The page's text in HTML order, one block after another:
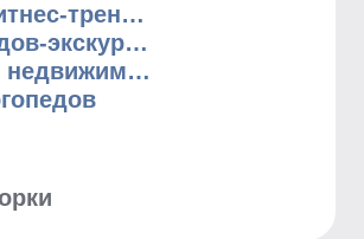
Курсы фитнес-тренеров
Курсы гидов-экскурсоводов
Курсы по недвижимости